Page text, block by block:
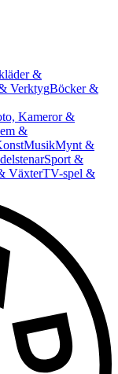
&
VerktygBöcker &
Kameror &
&
MusikMynt &
Sport &
VäxterTV-spel &